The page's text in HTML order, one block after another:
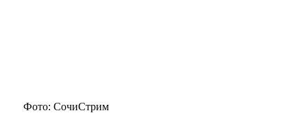
Фото: СочиСтрим